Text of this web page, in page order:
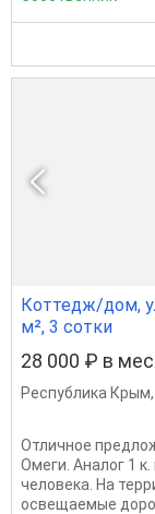
Коттедж/дом,
м², 3 сотки
28 000 ₽ в
Республика Крым,
Отличное
Омеги. Аналог 1
человека. На
освещаемые